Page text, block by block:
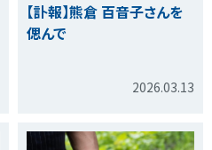
【訃報】熊倉 百音子さんを
偲んで
2026.03.13